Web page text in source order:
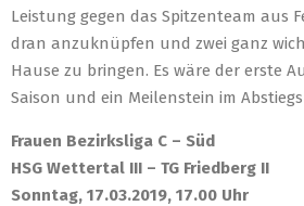
Leistung gegen das Spitzenteam aus
dran anzuknüpfen und zwei ganz
Hause zu bringen. Es wäre der erste
Saison und ein Meilenstein im
Frauen Bezirksliga C – Süd
HSG Wettertal III – TG Friedberg II
Sonntag, 17.03.2019, 17.00 Uhr